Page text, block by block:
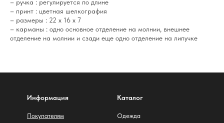
– ручка : регулируется по длине
– принт : цветная шелкография
– размеры : 22 х 16 х 7
– карманы : одно основное отделение на молнии, внешнее
отделение на молнии и сзади еще одно отделение на липучке
Одежда
Каталог
Покупателям
Информация